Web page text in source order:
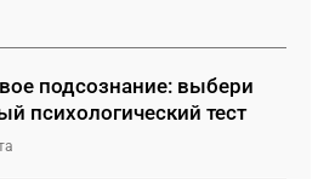
подсознание: выбери
психологический тест